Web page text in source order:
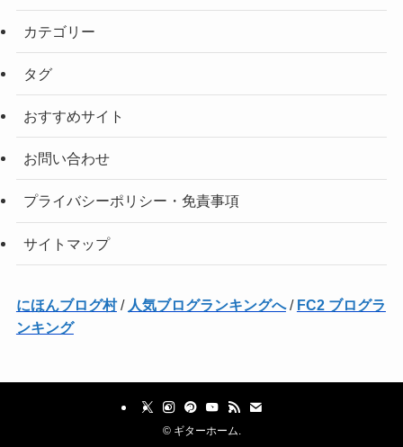
カテゴリー
タグ
おすすめサイト
お問い合わせ
プライバシーポリシー・免責事項
サイトマップ
にほんブログ村/ 人気ブログランキングへ/ FC2 ブログラ
ンキング
©ギターホーム.